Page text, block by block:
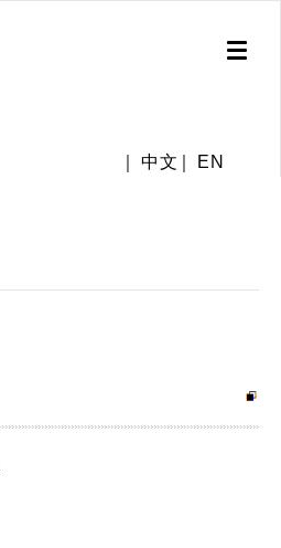
Toggle
中文 EN